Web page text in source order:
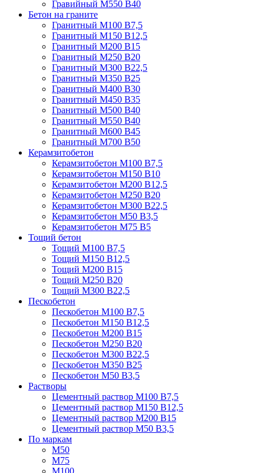
Гравийный М550 В40
Бетон на граните
Гранитный М100 В7,5
Гранитный М150 В12,5
Гранитный М200 В15
Гранитный М250 В20
Гранитный М300 В22,5
Гранитный М350 В25
Гранитный М400 В30
Гранитный М450 В35
Гранитный М500 В40
Гранитный М550 В40
Гранитный М600 В45
Гранитный М700 В50
Керамзитобетон
Керамзитобетон М100 В7,5
Керамзитобетон М150 В10
Керамзитобетон М200 В12,5
Керамзитобетон М250 В20
Керамзитобетон М300 В22,5
Керамзитобетон М50 В3,5
Керамзитобетон М75 В5
Тощий бетон
Тощий М100 В7,5
Тощий М150 В12,5
Тощий М200 В15
Тощий М250 В20
Тощий М300 В22,5
Пескобетон
Пескобетон М100 В7,5
Пескобетон М150 В12,5
Пескобетон М200 В15
Пескобетон М250 В20
Пескобетон М300 В22,5
Пескобетон М350 В25
Пескобетон М50 В3,5
Растворы
Цементный раствор М100 В7,5
Цементный раствор М150 В12,5
Цементный раствор М200 В15
Цементный раствор М50 В3,5
По маркам
М50
М75
М100